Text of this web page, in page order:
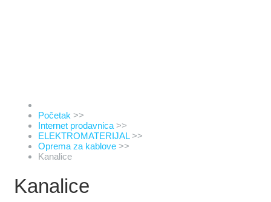
Početak >>
Internet prodavnica >>
ELEKTROMATERIJAL >>
Oprema za kablove >>
Kanalice
Kanalice